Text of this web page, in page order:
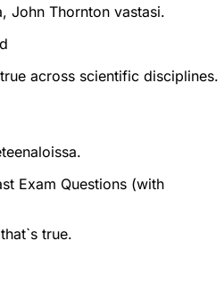
John Thornton vastasi.
across scientific disciplines.
Exam Questions (with
true.